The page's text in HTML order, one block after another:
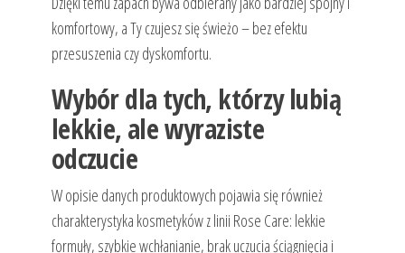
komfortowy, a Ty czujesz się świeżo – bez efektu
przesuszenia czy dyskomfortu.
Wybór dla tych, którzy lubią
lekkie, ale wyraziste
odczucie
W opisie danych produktowych pojawia się również
charakterystyka kosmetyków z linii Rose Care: lekkie
formuły, szybkie wchłanianie, brak uczucia ściągnięcia i